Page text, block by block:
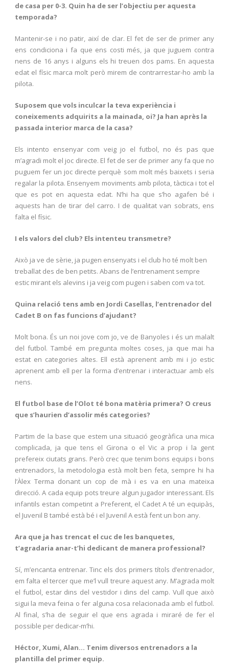
de casa per 0-3. Quin ha de ser l’objectiu per aquesta
temporada?
Mantenir-se i no patir, així de clar. El fet de ser de primer any
ens condiciona i fa que ens costi més, ja que juguem contra
nens de 16 anys i alguns els hi treuen dos pams. En aquesta
edat el físic marca molt però mirem de contrarrestar-ho amb la
pilota.
Suposem que vols inculcar la teva experiència i
coneixements adquirits a la mainada, oi? Ja han après la
passada interior marca de la casa?
Els intento ensenyar com veig jo el futbol, no és pas que
m’agradi molt el joc directe. El fet de ser de primer any fa que no
puguem fer un joc directe perquè som molt més baixets i seria
regalar la pilota. Ensenyem moviments amb pilota, tàctica i tot el
que es pot en aquesta edat. N’hi ha que s’ho agafen bé i
aquests han de tirar del carro. I de qualitat van sobrats, ens
falta el físic.
I els valors del club? Els intenteu transmetre?
Això ja ve de sèrie, ja pugen ensenyats i el club ho té molt ben
treballat des de ben petits. Abans de l’entrenament sempre
estic mirant els alevins i ja veig com pugen i saben com va tot.
Quina relació tens amb en Jordi Casellas, l’entrenador del
Cadet B on fas funcions d’ajudant?
Molt bona. És un noi jove com jo, ve de Banyoles i és un malalt
del futbol. També em pregunta moltes coses, ja que mai ha
estat en categories altes. Ell està aprenent amb mi i jo estic
aprenent amb ell per la forma d’entrenar i interactuar amb els
nens.
El futbol base de l’Olot té bona matèria primera? O creus
que s’haurien d’assolir més categories?
Partim de la base que estem una situació geogràfica una mica
complicada, ja que tens el Girona o el Vic a prop i la gent
prefereix ciutats grans. Però crec que tenim bons equips i bons
entrenadors, la metodologia està molt ben feta, sempre hi ha
l’Àlex Terma donant un cop de mà i es va en una mateixa
direcció. A cada equip pots treure algun jugador interessant. Els
infantils estan competint a Preferent, el Cadet A té un equipàs,
el Juvenil B també està bé i el Juvenil A està fent un bon any.
Ara que ja has trencat el cuc de les banquetes,
t’agradaria anar-t’hi dedicant de manera professional?
Sí, m’encanta entrenar. Tinc els dos primers títols d’entrenador,
em falta el tercer que me’l vull treure aquest any. M’agrada molt
el futbol, estar dins del vestidor i dins del camp. Vull que això
sigui la meva feina o fer alguna cosa relacionada amb el futbol.
Al final, s’ha de seguir el que ens agrada i miraré de fer el
possible per dedicar-m’hi.
Héctor, Xumi, Alan… Tenim diversos entrenadors a la
plantilla del primer equip.